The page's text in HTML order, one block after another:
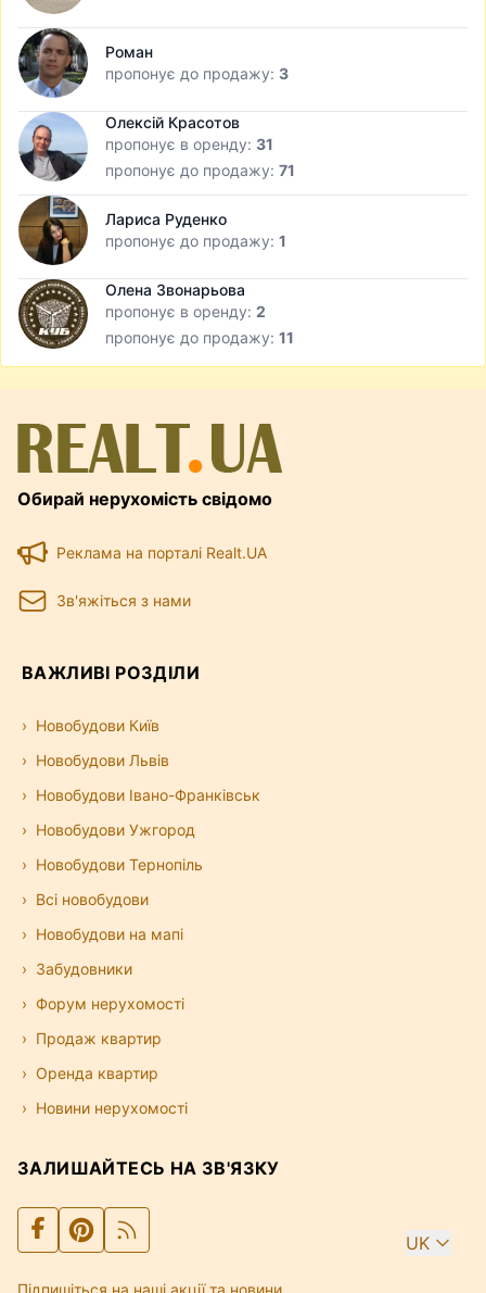
Роман
пропонує до продажу: 3
Олексій Красотов
пропонує в оренду: 31
пропонує до продажу: 71
Лариса Руденко
пропонує до продажу: 1
Олена Звонарьова
пропонує в оренду: 2
пропонує до продажу: 11
Обирай нерухомість свідомо
Реклама на порталі Realt.UA
Зв'яжіться з нами
ВАЖЛИВІ РОЗДІЛИ
Новобудови Київ
Новобудови Львів
Новобудови Івано-Франківськ
Новобудови Ужгород
Новобудови Тернопіль
Всі новобудови
Новобудови на мапі
Забудовники
Форум нерухомості
Продаж квартир
Оренда квартир
Новини нерухомості
ЗАЛИШАЙТЕСЬ НА ЗВ'ЯЗКУ
UK
Підпишіться на наші акції та новини